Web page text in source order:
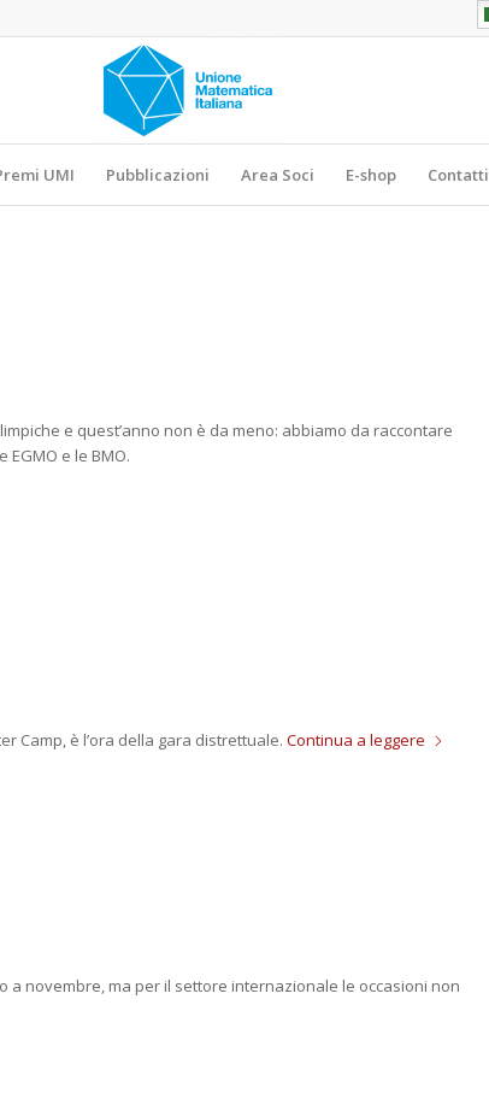
UMI Pubblicazioni Area Soci E-shop Contatti
e quest’anno non è da meno: abbiamo da raccontare
e le BMO.
Camp, è l’ora della gara distrettuale. Continua a leggere
a novembre, ma per il settore internazionale le occasioni non